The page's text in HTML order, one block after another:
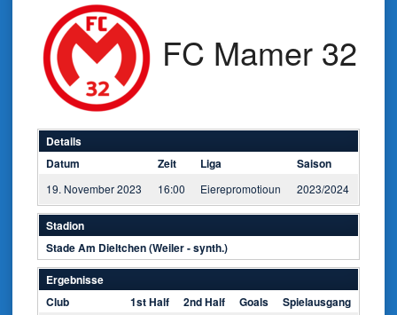
FC Mamer 32
Details
Datum
Zeit Liga Saison
19. November 2023 16:00 Eierepromotioun 2023/2024
Stadion
Stade Am Dieltchen (Weiler - synth.)
Ergebnisse
Club
1st Half 2nd Half Goals Spielausgang